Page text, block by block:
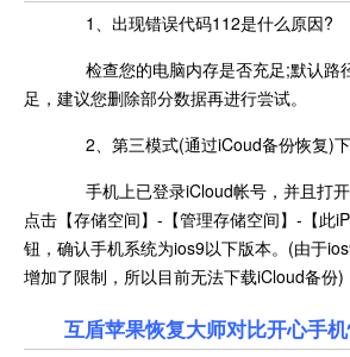
1、出现错误代码112是什么原因?
检查您的电脑内存是否充足;默认路
足，建议您删除部分数据再进行尝试。
2、第三模式(通过iCoud备份恢复)
手机上已登录iCloud帐号，并且打开
点击【存储空间】-【管理存储空间】-【此
钮，确认手机系统为ios9以下版本。(由于
增加了限制，所以目前无法下载iCloud备份)
互盾苹果恢复大师对比开心手机